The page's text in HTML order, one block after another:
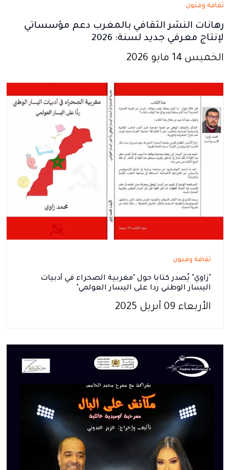
ثقافة وفنون
رهانات النشر الثقافي بالمغرب دعم مؤسساتي
لإنتاج معرفي جديد لسنة: 2026
الخميس 14 مايو 2026
ثقافة وفنون
"زاوي" يُصدر كتابا حول "مغربية الصحراء في أدبيات
اليسار الوطني ردا على اليسار العولمي"
الأربعاء 09 أبريل 2025